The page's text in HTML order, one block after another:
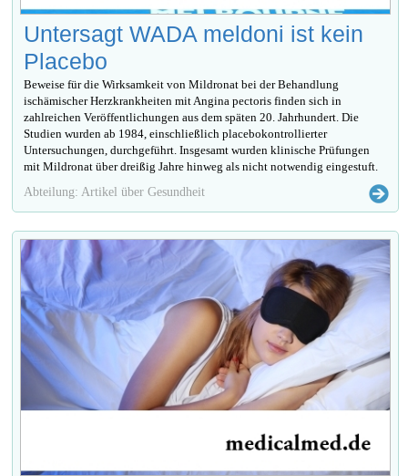
Untersagt WADA meldoni ist kein
Placebo
Beweise für die Wirksamkeit von Mildronat bei der Behandlung
ischämischer Herzkrankheiten mit Angina pectoris finden sich in
zahlreichen Veröffentlichungen aus dem späten 20. Jahrhundert. Die
Studien wurden ab 1984, einschließlich placebokontrollierter
Untersuchungen, durchgeführt. Insgesamt wurden klinische Prüfungen
mit Mildronat über dreißig Jahre hinweg als nicht notwendig eingestuft.
Abteilung: Artikel über Gesundheit